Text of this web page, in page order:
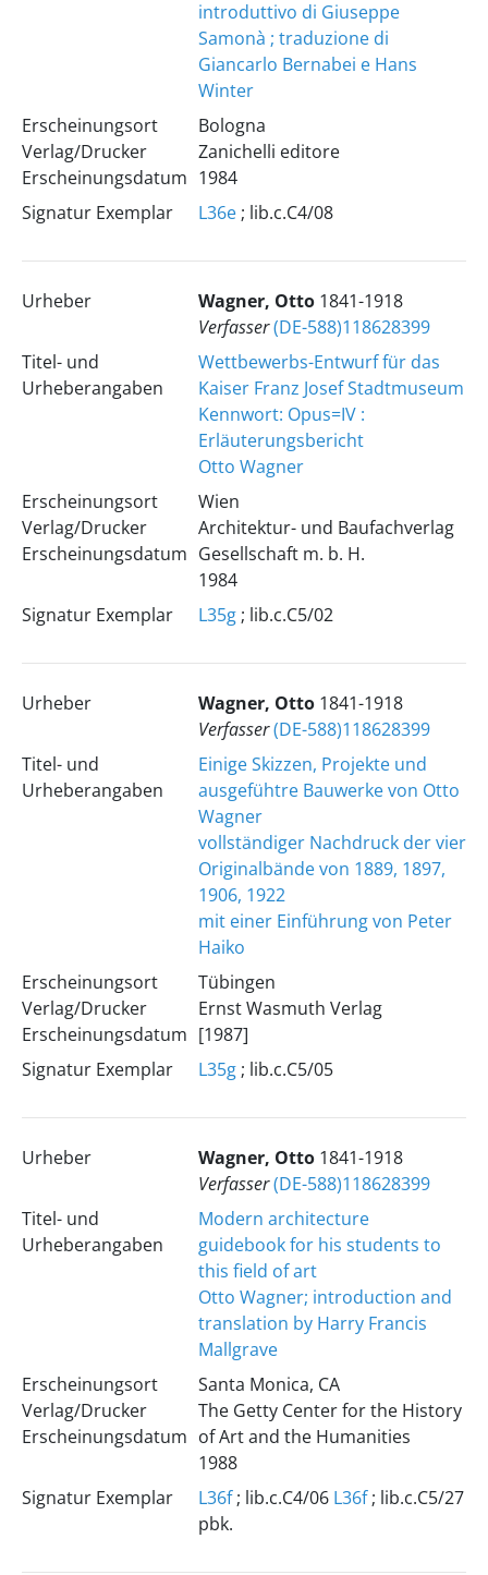
introduttivo di Giuseppe
Samonà ; traduzione di
Giancarlo Bernabei e Hans
Winter
Erscheinungsort
Verlag/Drucker
Erscheinungsdatum
Bologna
Zanichelli editore
1984
Signatur Exemplar
L36e; lib.c.C4/08
Urheber Wagner, Otto 1841-1918
Verfasser(DE-588)118628399
Titel- und
Urheberangaben
Wettbewerbs-Entwurf für das
Kaiser Franz Josef Stadtmuseum
Kennwort: Opus=IV :
Erläuterungsbericht
Otto Wagner
Erscheinungsort
Verlag/Drucker
Erscheinungsdatum
Wien
Architektur- und Baufachverlag
Gesellschaft m. b. H.
1984
Signatur Exemplar
L35g; lib.c.C5/02
Urheber Wagner, Otto 1841-1918
Verfasser(DE-588)118628399
Titel- und
Urheberangaben
Einige Skizzen, Projekte und
ausgefühtre Bauwerke von Otto
Wagner
vollständiger Nachdruck der vier
Originalbände von 1889, 1897,
1906, 1922
mit einer Einführung von Peter
Haiko
Erscheinungsort
Verlag/Drucker
Erscheinungsdatum
Tübingen
Ernst Wasmuth Verlag
[1987]
Signatur Exemplar
L35g; lib.c.C5/05
Urheber Wagner, Otto 1841-1918
Verfasser(DE-588)118628399
Titel- und
Urheberangaben
Modern architecture
guidebook for his students to
this field of art
Otto Wagner; introduction and
translation by Harry Francis
Mallgrave
Erscheinungsort
Verlag/Drucker
Erscheinungsdatum
Santa Monica, CA
The Getty Center for the History
of Art and the Humanities
1988
Signatur Exemplar
L36f; lib.c.C4/06 L36f; lib.c.C5/27
pbk.